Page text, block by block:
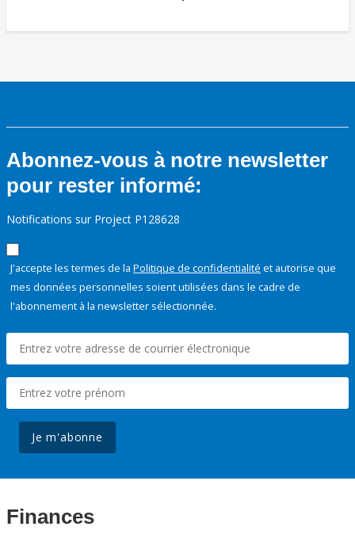
Abonnez-vous à notre newsletter
pour rester informé:
Notifications sur Project P128628
J'accepte les termes de la Politique de confidentialité et autorise que
mes données personnelles soient utilisées dans le cadre de
l'abonnement à la newsletter sélectionnée.
Je m'abonne
Finances